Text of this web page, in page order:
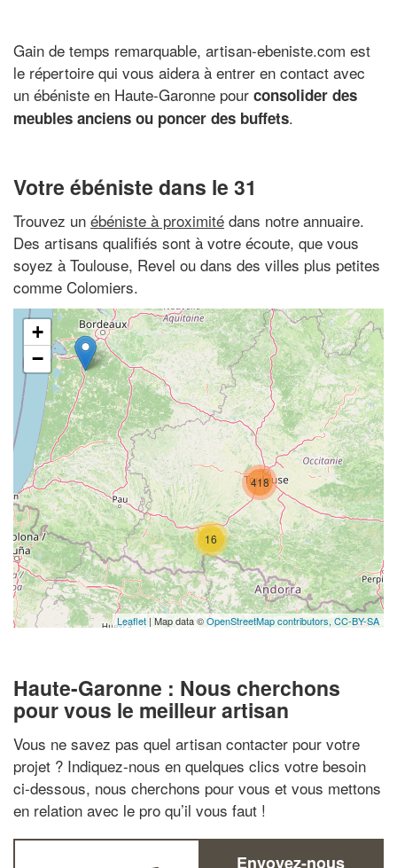
Gain de temps remarquable, artisan-ebeniste.com est
le répertoire qui vous aidera à entrer en contact avec
un ébéniste en Haute-Garonne pour consolider des
meubles anciens ou poncer des buffets.
Votre ébéniste dans le 31
Trouvez un ébéniste à proximité dans notre annuaire.
Des artisans qualifiés sont à votre écoute, que vous
soyez à Toulouse, Revel ou dans des villes plus petites
comme Colomiers.
16
418
+
−
Leaflet | Map data ©OpenStreetMap contributors, CC-BY-SA
Haute-Garonne : Nous cherchons
pour vous le meilleur artisan
Vous ne savez pas quel artisan contacter pour votre
projet ? Indiquez-nous en quelques clics votre besoin
ci-dessous, nous cherchons pour vous et vous mettons
en relation avec le pro qu’il vous faut !
Envoyez-nous